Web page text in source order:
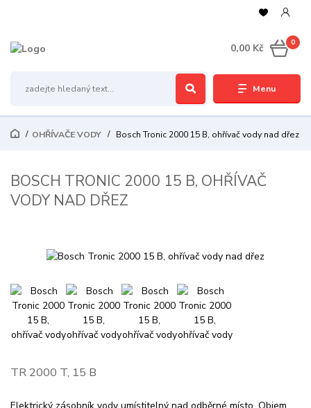
Menu
0
0,00 Kč
OHŘÍVAČE VODY Bosch Tronic 2000 15 B, ohřívač vody nad dřez
BOSCH TRONIC 2000 15 B, OHŘÍVAČ
VODY NAD DŘEZ
TR 2000 T, 15 B
Elektrický zásobník vody umístitelný nad odběrné místo. Objem